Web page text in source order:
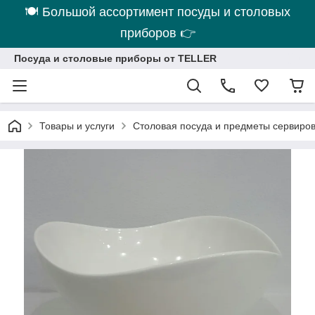
🍽 Большой ассортимент посуды и столовых
приборов 👉
Посуда и столовые приборы от TELLER
Товары и услуги Столовая посуда и предметы